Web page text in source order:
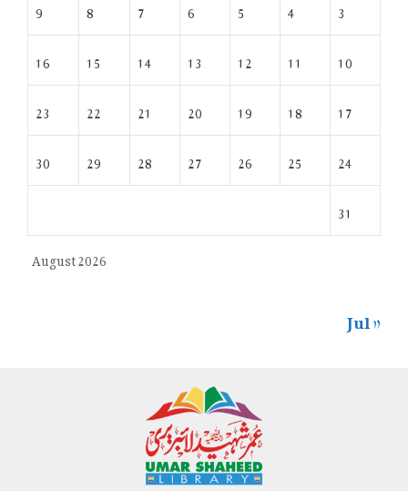
August 2026
3
4
5
6
7
8
9
10
11
12
13
14
15
16
17
18
19
20
21
22
23
24
25
26
27
28
29
30
31
« Jul